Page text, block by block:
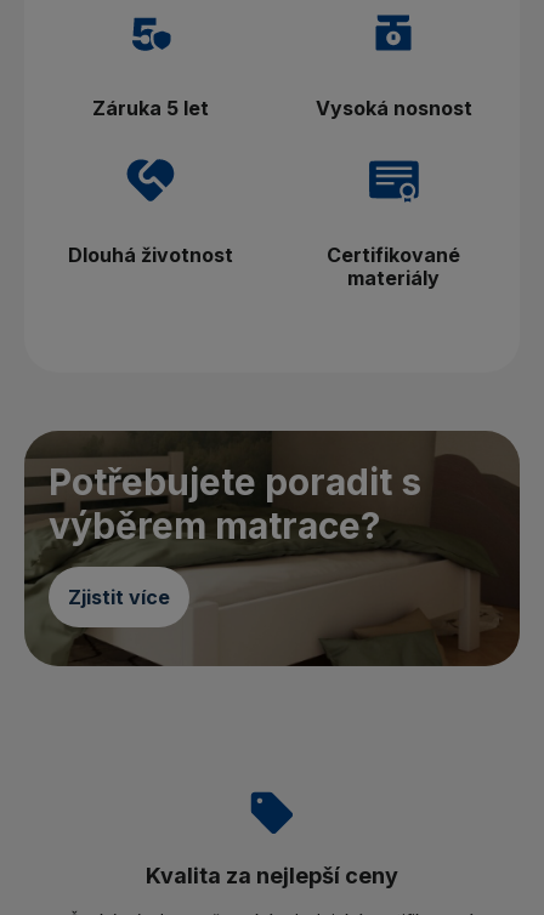
Záruka 5 let Vysoká nosnost
Dlouhá životnost
Certifikované
materiály
Potřebujete poradit s
výběrem matrace?
Zjistit více
Kvalita za nejlepší ceny